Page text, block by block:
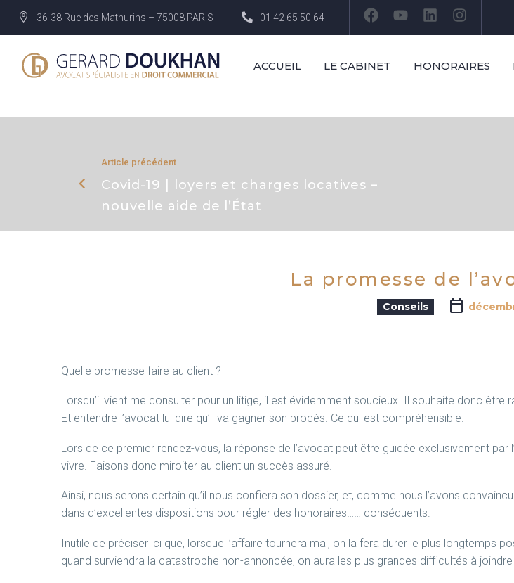
36-38 Rue des Mathurins – 75008 PARIS 01 42 65 50 64
ACCUEIL LE CABINET HONORAIRES
Article précédent
Covid-19 | loyers et charges locatives –
nouvelle aide de l’État
La promesse de
Conseils
Quelle promesse faire au client ?
Lorsqu’il vient me consulter pour un litige, il est évidemment soucieux. Il souhaite donc être
Et entendre l’avocat lui dire qu’il va gagner son procès. Ce qui est compréhensible.
Lors de ce premier rendez-vous, la réponse de l’avocat peut être guidée exclusivement
vivre. Faisons donc miroiter au client un succès assuré.
Ainsi, nous serons certain qu’il nous confiera son dossier, et, comme nous l’avons
dans d’excellentes dispositions pour régler des honoraires…… conséquents.
Inutile de préciser ici que, lorsque l’affaire tournera mal, on la fera durer le plus longtemps
quand surviendra la catastrophe non-annoncée, on aura les plus grandes difficultés à